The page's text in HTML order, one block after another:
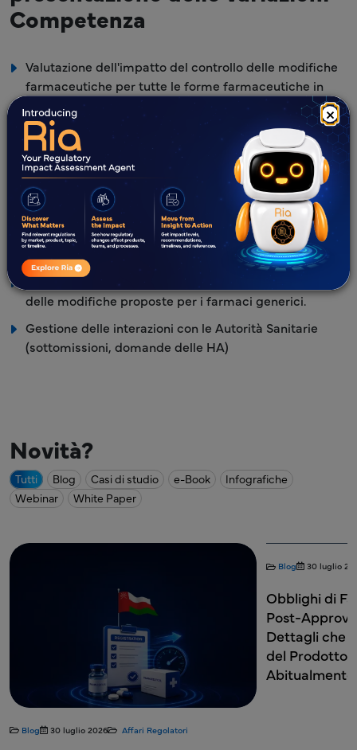
×
Competenza
Valutazione dell'impatto del controllo delle modifiche
farmaceutiche per tutte le forme farmaceutiche in
tutti i paesi, in conformità con le normative e le linee
guida pertinenti.
Preparazione di una strategia pertinente per la
presentazione di modifiche all'MAA.
Preparazione della documentazione normativa di
supporto (ad esempio, sezioni riviste del Modulo 3,
documentazione del Modulo 1) e compilazione dei
pacchetti di presentazione per prodotti finiti e APIs.
Consulenza normativa sulla strategia di presentazione
delle modifiche proposte per i farmaci generici.
Gestione delle interazioni con le Autorità Sanitarie
(sottomissioni, domande delle HA)
Novità?
Tutti Blog Casi di studio e-Book
Infografiche
Webinar
White Paper
Obblighi di Farmacovigilanza NPRA
Post-Approvazione in Malesia: I
Dettagli che i Titolari di Registrazione
del Prodotto (PRH) Sbagliano
Abitualmente
Blog